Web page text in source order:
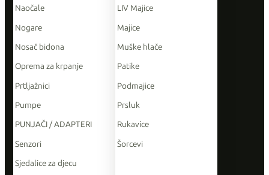
Naočale
Nogare
Nosač bidona
Oprema za krpanje
Prtljažnici
Pumpe
PUNJAČI / ADAPTERI
Senzori
Sjedalice za djecu
LIV Majice
Majice
Muške hlače
Patike
Podmajice
Prsluk
Rukavice
Šorcevi